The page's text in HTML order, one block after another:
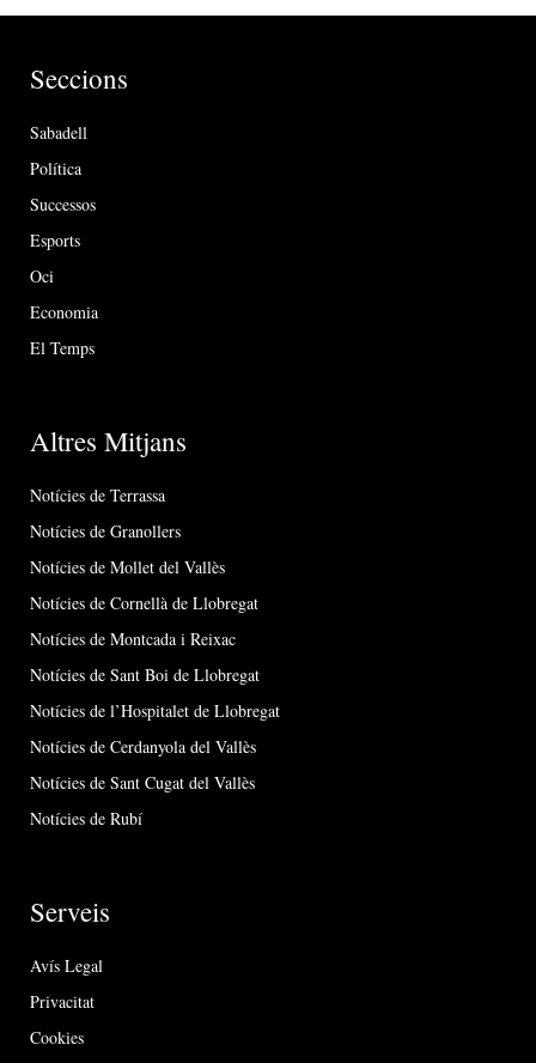
Seccions
Sabadell
Política
Successos
Esports
Oci
Economia
El Temps
Altres Mitjans
Notícies de Terrassa
Notícies de Granollers
Notícies de Mollet del Vallès
Notícies de Cornellà de Llobregat
Notícies de Montcada i Reixac
Notícies de Sant Boi de Llobregat
Notícies de l’Hospitalet de Llobregat
Notícies de Cerdanyola del Vallès
Notícies de Sant Cugat del Vallès
Notícies de Rubí
Serveis
Avís Legal
Privacitat
Cookies